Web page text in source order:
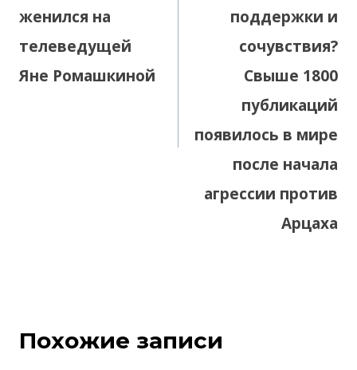
женился на
телеведущей
Яне Ромашкиной
поддержки и
сочувствия?
Свыше 1800
публикаций
появилось в мире
после начала
агрессии против
Арцаха
Похожие записи